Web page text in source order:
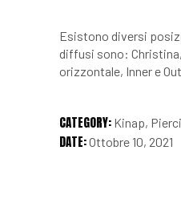
Esistono diversi
diffusi sono:
orizzontale, Inner e
CATEGORY: Kinap
DATE:Ottobre 10, 2021